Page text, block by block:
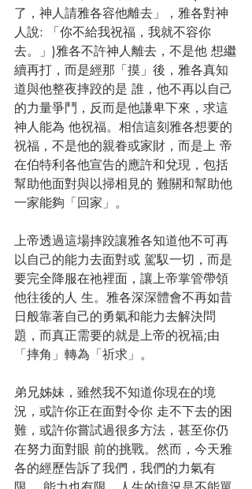
了，神人請雅各容他離去」，雅各對神
人說: 「你不給我祝福，我就不容你
去。」)雅各不許神人離去，不是他 想繼
續再打，而是經那「摸」後，雅各真知
道與他整夜摔跤的是 誰，他不再以自己
的力量爭鬥，反而是他謙卑下來，求這
神人能為 他祝福。相信這刻雅各想要的
祝福，不是他的親眷或家財，而是上 帝
在伯特利各他宣告的應許和兌現，包括
幫助他面對與以掃相見的 難關和幫助他
一家能夠「回家」。
上帝透過這場摔跤讓雅各知道他不可再
以自己的能力去面對或 駕馭一切，而是
要完全降服在祂裡面，讓上帝掌管帶領
他往後的人 生。雅各深深體會不再如昔
日般靠著自己的勇氣和能力去解決問
題，而真正需要的就是上帝的祝福;由
「摔角」轉為「祈求」。
弟兄姊妹，雖然我不知道你現在的境
況，或許你正在面對令你 走不下去的困
難，或許你嘗試過很多方法，甚至你仍
在努力面對眼 前的挑戰。然而，今天雅
各的經歷告訴了我們，我們的力氣有